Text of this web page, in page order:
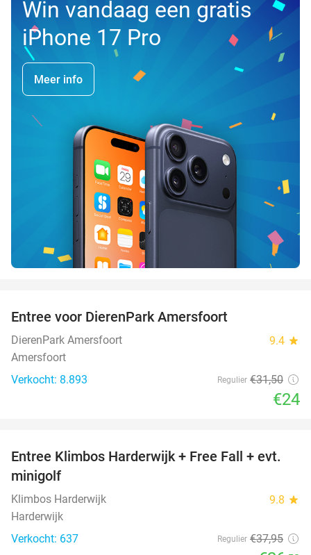
Win vandaag een gratis
iPhone 17 Pro
Meer info
Entree voor DierenPark Amersfoort
DierenPark Amersfoort 9.4 star
Amersfoort
Verkocht: 8.893
Regulier €31,50
€24
30%
Entree Klimbos Harderwijk + Free Fall + evt.
minigolf
Klimbos Harderwijk 9.8 star
Harderwijk
Verkocht: 637
Regulier €37,95